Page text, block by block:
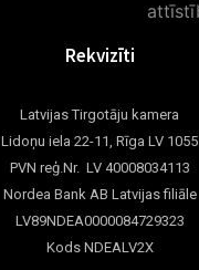
Rekvizīti
Latvijas Tirgotāju kamera
Lidoņu iela 22-11, Rīga LV 1055
PVN reģ.Nr. LV 40008034113
Nordea Bank AB Latvijas filiāle
LV89NDEA0000084729323
Kods NDEALV2X